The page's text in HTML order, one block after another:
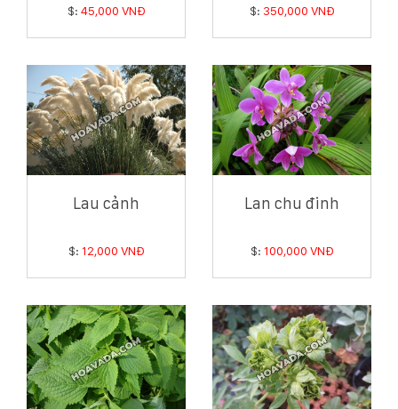
$: 45,000 VNĐ $: 350,000 VNĐ
Lau cảnh
$: 12,000 VNĐ
Lan chu đinh
$: 100,000 VNĐ